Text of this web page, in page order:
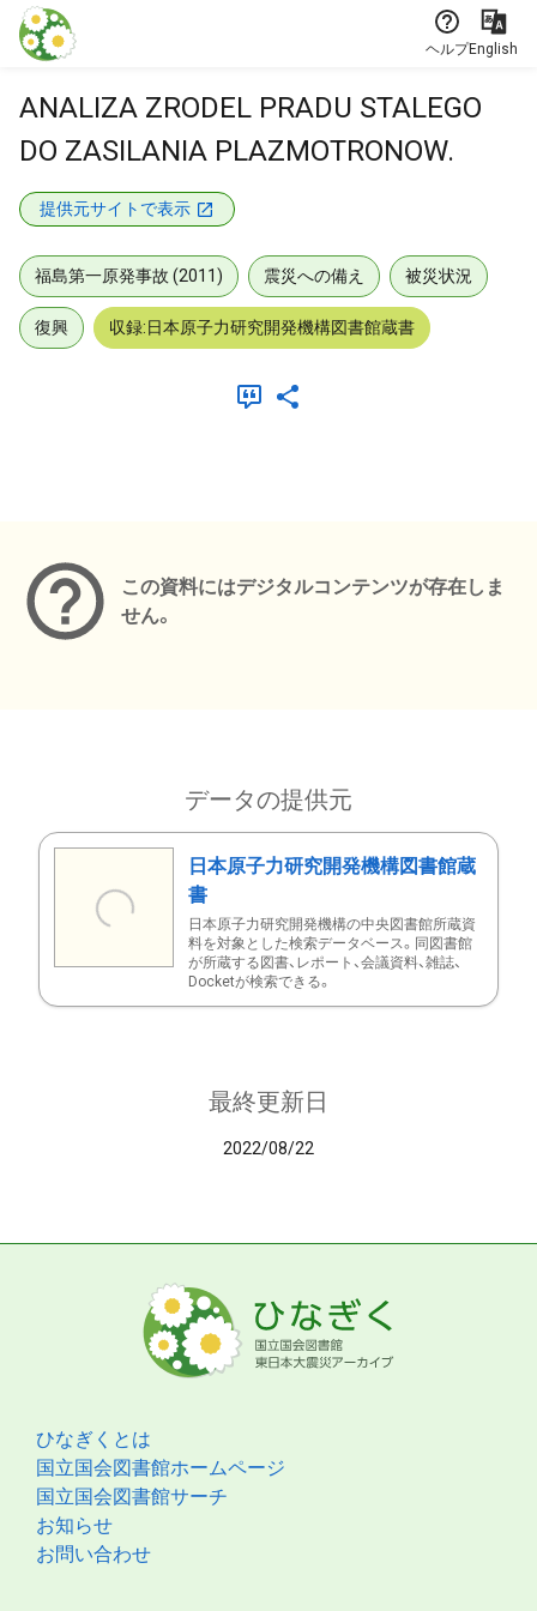
本文に飛ぶ
ヘルプEnglish
ANALIZA ZRODEL PRADU STALEGO
DO ZASILANIA PLAZMOTRONOW.
提供元サイトで表示
福島第一原発事故 (2011) 震災への備え 被災状況
復興 収録:日本原子力研究開発機構図書館蔵書
この資料にはデジタルコンテンツが存在しま
せん。
データの提供元
日本原子力研究開発機構図書館蔵
書
日本原子力研究開発機構の中央図書館所蔵資
料を対象とした検索データベース。同図書館
が所蔵する図書、レポート、会議資料、雑誌、
Docketが検索できる。
最終更新日
2022/08/22
ひなぎくとは
国立国会図書館ホームページ
国立国会図書館サーチ
お知らせ
お問い合わせ